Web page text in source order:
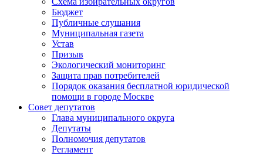
Бюджет
Публичные слушания
Муниципальная газета
Устав
Призыв
Экологический мониторинг
Защита прав потребителей
Порядок оказания бесплатной юридической
помощи в городе Москве
Совет депутатов
Глава муниципального округа
Депутаты
Полномочия депутатов
Регламент